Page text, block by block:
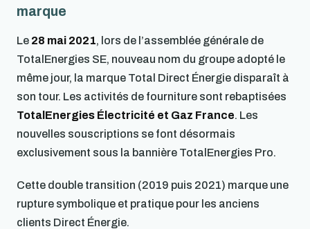
marque
Le 28 mai 2021, lors de l’assemblée générale de
TotalEnergies SE, nouveau nom du groupe adopté le
même jour, la marque Total Direct Énergie disparaît à
son tour. Les activités de fourniture sont rebaptisées
TotalEnergies Électricité et Gaz France. Les
nouvelles souscriptions se font désormais
exclusivement sous la bannière TotalEnergies Pro.
Cette double transition (2019 puis 2021) marque une
rupture symbolique et pratique pour les anciens
clients Direct Énergie.